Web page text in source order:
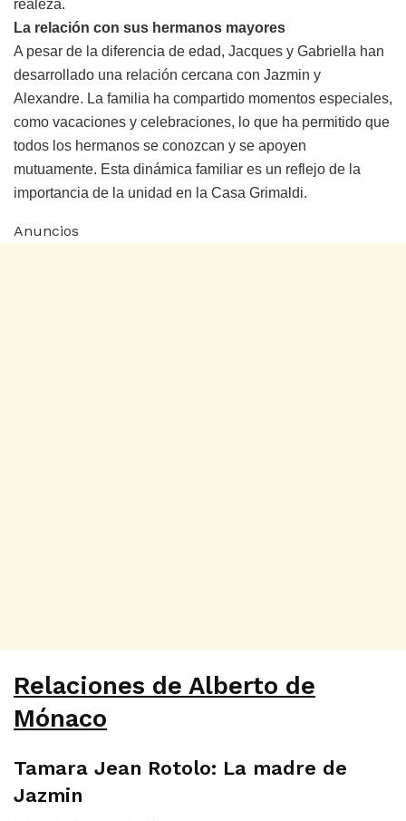
realeza.
La relación con sus hermanos mayores
A pesar de la diferencia de edad, Jacques y Gabriella han
desarrollado una relación cercana con Jazmin y
Alexandre. La familia ha compartido momentos especiales,
como vacaciones y celebraciones, lo que ha permitido que
todos los hermanos se conozcan y se apoyen
mutuamente. Esta dinámica familiar es un reflejo de la
importancia de la unidad en la Casa Grimaldi.
Anuncios
Relaciones de Alberto de
Mónaco
Tamara Jean Rotolo: La madre de
Jazmin